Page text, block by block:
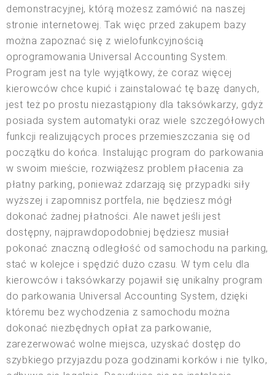
demonstracyjnej, którą możesz zamówić na naszej
stronie internetowej. Tak więc przed zakupem bazy
można zapoznać się z wielofunkcyjnością
oprogramowania Universal Accounting System.
Program jest na tyle wyjątkowy, że coraz więcej
kierowców chce kupić i zainstalować tę bazę danych,
jest też po prostu niezastąpiony dla taksówkarzy, gdyż
posiada system automatyki oraz wiele szczegółowych
funkcji realizujących proces przemieszczania się od
początku do końca. Instalując program do parkowania
w swoim mieście, rozwiążesz problem płacenia za
płatny parking, ponieważ zdarzają się przypadki siły
wyższej i zapomnisz portfela, nie będziesz mógł
dokonać żadnej płatności. Ale nawet jeśli jest
dostępny, najprawdopodobniej będziesz musiał
pokonać znaczną odległość od samochodu na parking,
stać w kolejce i spędzić dużo czasu. W tym celu dla
kierowców i taksówkarzy pojawił się unikalny program
do parkowania Universal Accounting System, dzięki
któremu bez wychodzenia z samochodu można
dokonać niezbędnych opłat za parkowanie,
zarezerwować wolne miejsca, uzyskać dostęp do
szybkiego przyjazdu poza godzinami korków i nie tylko,